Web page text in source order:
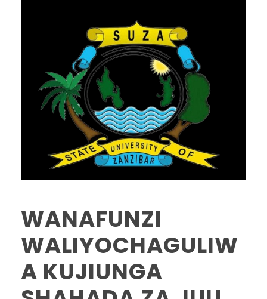
WANAFUNZI
WALIYOCHAGULIW
A KUJIUNGA